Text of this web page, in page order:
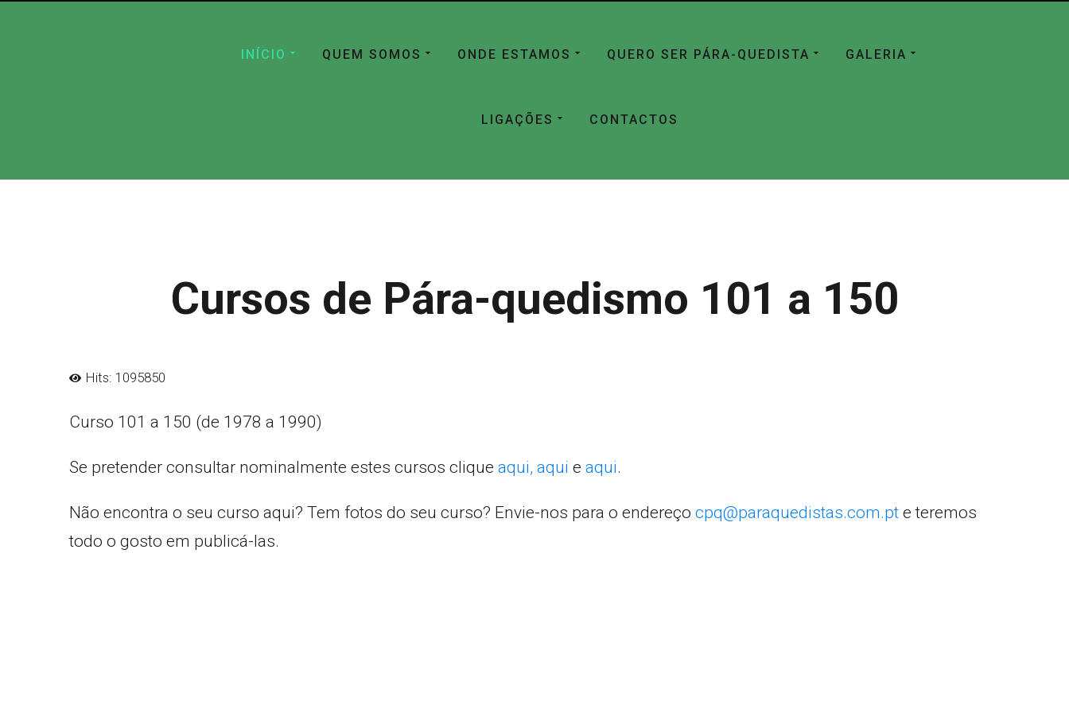
INÍCIO QUEM SOMOS ONDE ESTAMOS QUERO SER PÁRA-QUEDISTA GALERIA
LIGAÇÕES CONTACTOS
Cursos de Pára-quedismo 101 a 150
Hits: 1095850
Curso 101 a 150 (de 1978 a 1990)
Se pretender consultar nominalmente estes cursos clique aqui, aqui e aqui.
Não encontra o seu curso aqui? Tem fotos do seu curso? Envie-nos para o endereço cpq@paraquedistas.com.pt e teremos
todo o gosto em publicá-las.